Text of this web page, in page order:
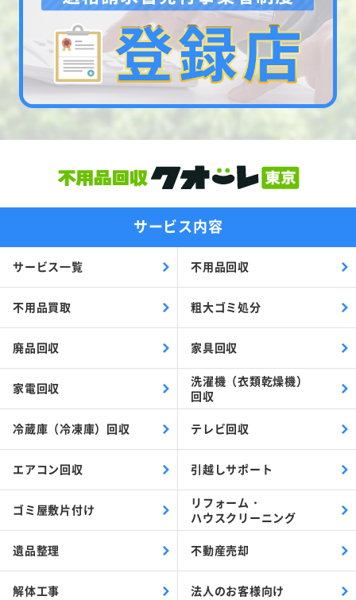
サービス内容
サービス一覧 不用品回収
不用品買取 粗大ゴミ処分
廃品回収 家具回収
家電回収
洗濯機（衣類乾燥機）
回収
冷蔵庫（冷凍庫）回収 テレビ回収
エアコン回収 引越しサポート
ゴミ屋敷片付け
リフォーム・
ハウスクリーニング
遺品整理 不動産売却
解体工事 法人のお客様向け